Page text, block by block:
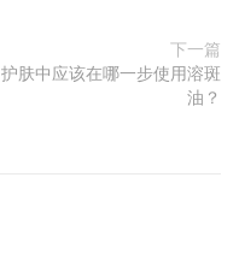
下一篇
护肤中应该在哪一步使用溶斑
油？